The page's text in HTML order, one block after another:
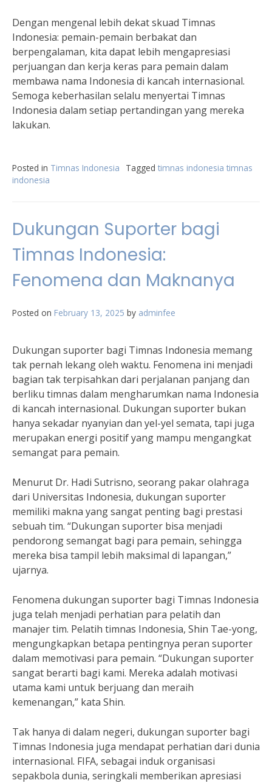
Dengan mengenal lebih dekat skuad Timnas
Indonesia: pemain-pemain berbakat dan
berpengalaman, kita dapat lebih mengapresiasi
perjuangan dan kerja keras para pemain dalam
membawa nama Indonesia di kancah internasional.
Semoga keberhasilan selalu menyertai Timnas
Indonesia dalam setiap pertandingan yang mereka
lakukan.
Posted in Timnas Indonesia Tagged timnas indonesia timnas
indonesia
Dukungan Suporter bagi
Timnas Indonesia:
Fenomena dan Maknanya
Posted on February 13, 2025 by adminfee
Dukungan suporter bagi Timnas Indonesia memang
tak pernah lekang oleh waktu. Fenomena ini menjadi
bagian tak terpisahkan dari perjalanan panjang dan
berliku timnas dalam mengharumkan nama Indonesia
di kancah internasional. Dukungan suporter bukan
hanya sekadar nyanyian dan yel-yel semata, tapi juga
merupakan energi positif yang mampu mengangkat
semangat para pemain.
Menurut Dr. Hadi Sutrisno, seorang pakar olahraga
dari Universitas Indonesia, dukungan suporter
memiliki makna yang sangat penting bagi prestasi
sebuah tim. “Dukungan suporter bisa menjadi
pendorong semangat bagi para pemain, sehingga
mereka bisa tampil lebih maksimal di lapangan,”
ujarnya.
Fenomena dukungan suporter bagi Timnas Indonesia
juga telah menjadi perhatian para pelatih dan
manajer tim. Pelatih timnas Indonesia, Shin Tae-yong,
mengungkapkan betapa pentingnya peran suporter
dalam memotivasi para pemain. “Dukungan suporter
sangat berarti bagi kami. Mereka adalah motivasi
utama kami untuk berjuang dan meraih
kemenangan,” kata Shin.
Tak hanya di dalam negeri, dukungan suporter bagi
Timnas Indonesia juga mendapat perhatian dari dunia
internasional. FIFA, sebagai induk organisasi
sepakbola dunia, seringkali memberikan apresiasi